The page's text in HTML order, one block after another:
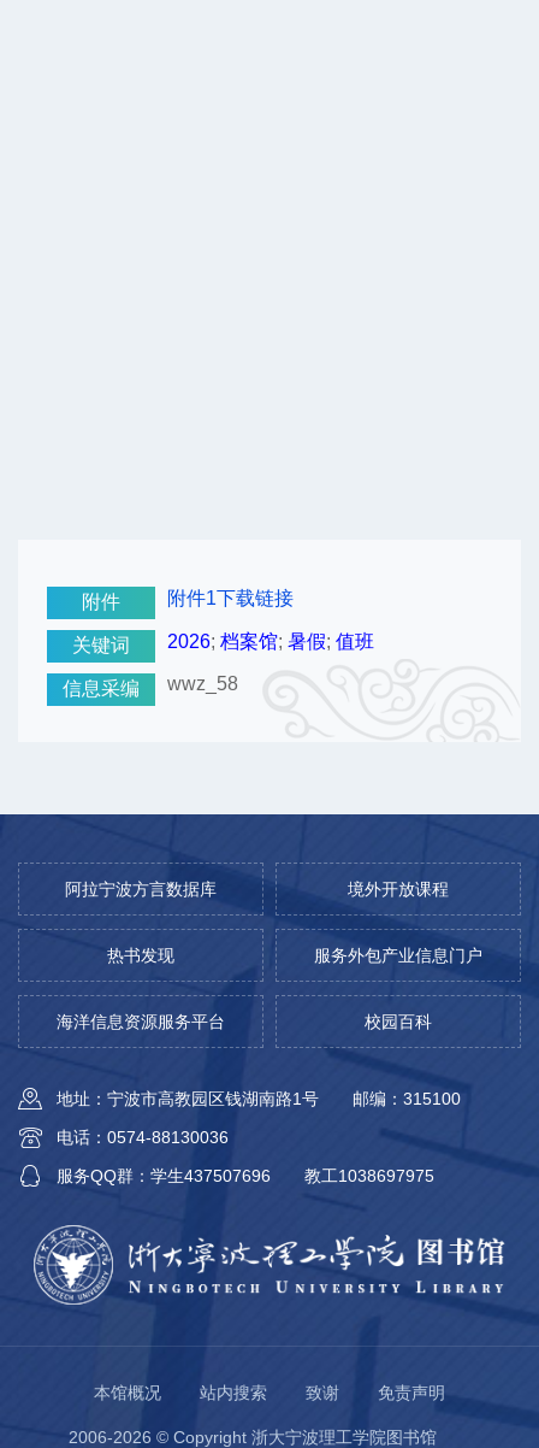
附件 附件1下载链接
关键词 2026; 档案馆; 暑假; 值班
信息采编 wwz_58
阿拉宁波方言数据库 境外开放课程
热书发现 服务外包产业信息门户
海洋信息资源服务平台 校园百科
地址：宁波市高教园区钱湖南路1号
邮编：315100
电话：0574-88130036
服务QQ群：学生437507696
教工1038697975
本馆概况 站内搜索 致谢 免责声明
2006-2026 © Copyright 浙大宁波理工学院图书馆